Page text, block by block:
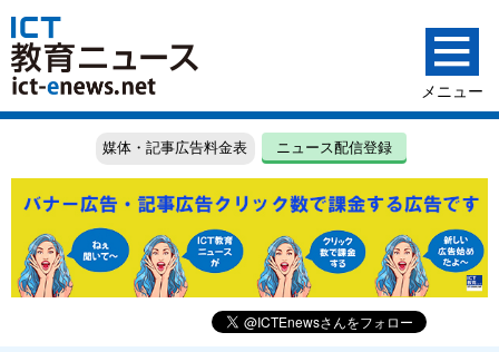
媒体・記事広告料金表 ニュース配信登録